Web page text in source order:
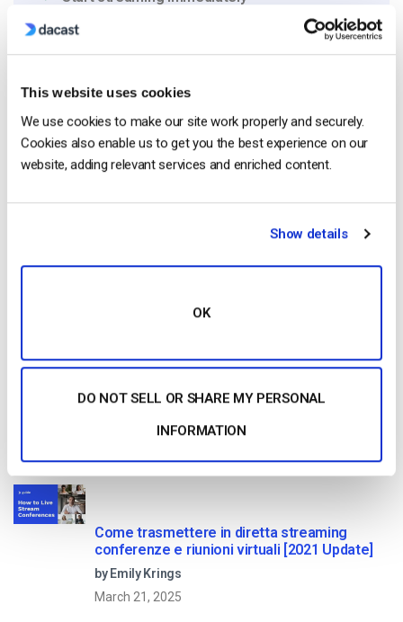
This website uses cookies
We use cookies to make our site work properly and securely.
Cookies also enable us to get you the best experience on our
website, adding relevant services and enriched content.
Show details
OK
DO NOT SELL OR SHARE MY PERSONAL
INFORMATION
No credit card required
10 GB of bandwidth
Read Next
Aumentare il coinvolgimento dei dipendenti
con le comunicazioni aziendali in live
streaming
by Max Wilbert
streaming live nel 2025
Come trasmettere in diretta streaming
conferenze e riunioni virtuali [2021 Update]
by Emily Krings
March 21, 2025